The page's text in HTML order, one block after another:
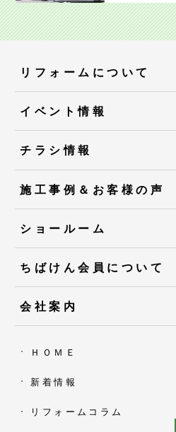
リフォームについて
イベント情報
チラシ情報
施工事例＆お客様の声
ショールーム
ちばけん会員について
会社案内
ＨＯＭＥ
新着情報
リフォームコラム